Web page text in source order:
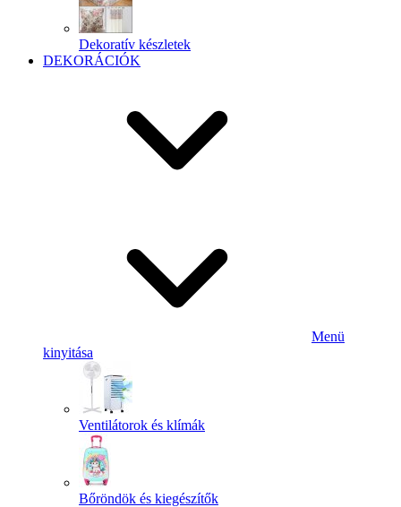
Dekoratív készletek
DEKORÁCIÓK
Menü
kinyitása
Ventilátorok és klímák
Bőröndök és kiegészítők